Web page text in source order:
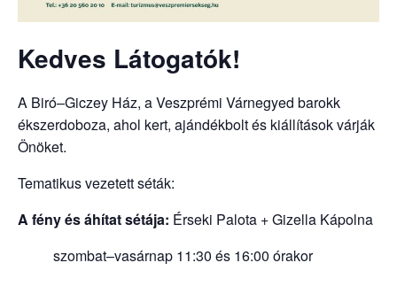
Kedves Látogatók!
A Biró–Giczey Ház, a Veszprémi Várnegyed barokk
ékszerdoboza, ahol kert, ajándékbolt és kiállítások várják
Önöket.
Tematikus vezetett séták:
A fény és áhítat sétája: Érseki Palota + Gizella Kápolna
szombat–vasárnap 11:30 és 16:00 órakor